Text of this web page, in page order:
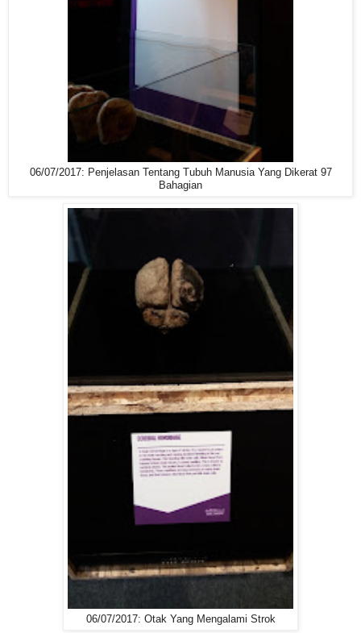
06/07/2017: Penjelasan Tentang Tubuh Manusia Yang Dikerat 97
Bahagian
06/07/2017: Otak Yang Mengalami Strok